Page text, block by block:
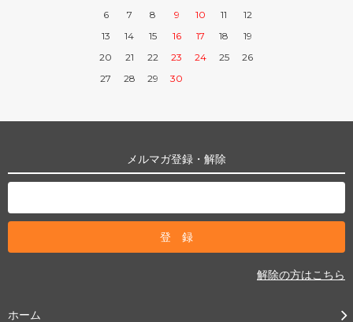
6
7 8 9 10 11
12
13
14 15 16 17 18
19
20
21 22 23 24 25
26
27
28 29 30
メルマガ登録・解除
解除の方はこちら
ホーム